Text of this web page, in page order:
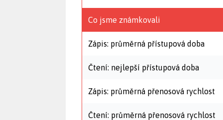
Co jsme známkovali
Zápis: průměrná přístupová doba
Čtení: nejlepší přístupová doba
Zápis: průměrná přenosová rychlost
Čtení: průměrná přenosová rychlost